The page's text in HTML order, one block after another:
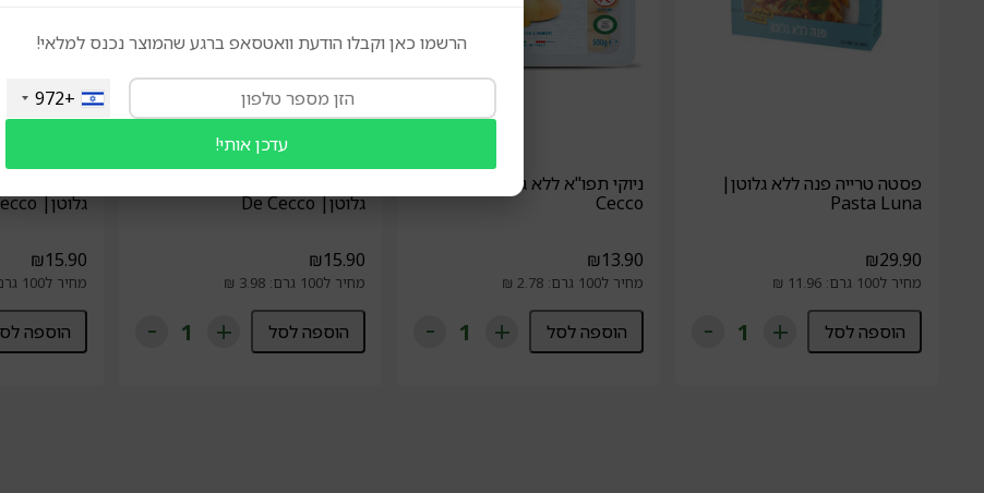
פסטה טרייה פנה ללא גלוטן|
Pasta Luna
₪29.90
מחיר ל100 גרם: 11.96 ₪
הוספה לסל
Cecco
₪13.90
מחיר ל100 גרם: 2.78 ₪
הוספה לסל
גלוטן| De Cecco
₪15.90
מחיר ל100 גרם: 3.98 ₪
הוספה לסל
פסטה
גלוטן| De Cecco
₪15.90
מחיר ל100 גרם: 3.98 ₪
הוספה
הרשמו כאן וקבלו הודעת וואטסאפ ברגע שהמוצר נכנס למלאי!
+972
עדכן אותי!